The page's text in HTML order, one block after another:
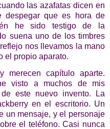
las azafatas dicen en
que es hora de
he sido testigo de la
suena uno de los timbres
nos llevamos la mano
el propio aparato.
merecen capítulo aparte.
visto a muchos de mis
este nuevo invento. La
en el escritorio. Un
un mensaje, y el personaje
el teléfono. Casi nunca